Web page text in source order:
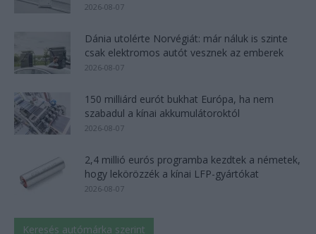
2026-08-07
Dánia utolérte Norvégiát: már náluk is szinte
csak elektromos autót vesznek az emberek
2026-08-07
150 milliárd eurót bukhat Európa, ha nem
szabadul a kínai akkumulátoroktól
2026-08-07
2,4 millió eurós programba kezdtek a németek,
hogy lekörözzék a kínai LFP-gyártókat
2026-08-07
Keresés autómárka szerint